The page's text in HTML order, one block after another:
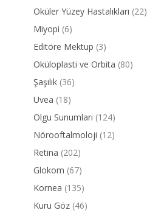
Oküler Yüzey Hastalıkları (22)
Miyopi (6)
Editöre Mektup (3)
Oküloplasti ve Orbita (80)
Şaşılık (36)
Uvea (18)
Olgu Sunumları (124)
Nörooftalmoloji (12)
Retina (202)
Glokom (67)
Kornea (135)
Kuru Göz (46)